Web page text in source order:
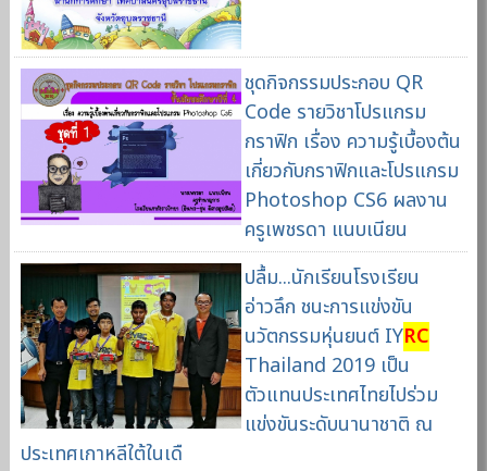
ชุดกิจกรรมประกอบ QR
Code รายวิชาโปรแกรม
กราฟิก เรื่อง ความรู้เบื้องต้น
เกี่ยวกับกราฟิกและโปรแกรม
Photoshop CS6 ผลงาน
ครูเพชรดา แนบเนียน
ปลื้ม...นักเรียนโรงเรียน
อ่าวลึก ชนะการแข่งขัน
นวัตกรรมหุ่นยนต์ IYRC
Thailand 2019 เป็น
ตัวแทนประเทศไทยไปร่วม
แข่งขันระดับนานาชาติ ณ
ประเทศเกาหลีใต้ในเดื